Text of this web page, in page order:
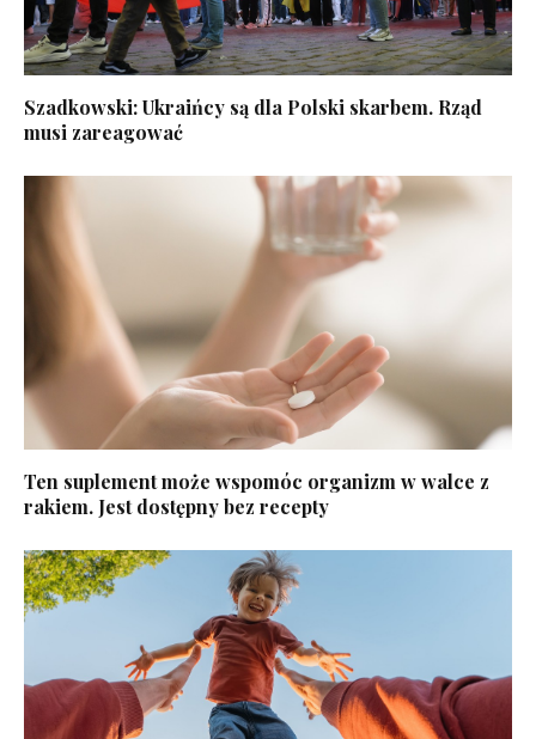
Szadkowski: Ukraińcy są dla Polski skarbem. Rząd
musi zareagować
Ten suplement może wspomóc organizm w walce z
rakiem. Jest dostępny bez recepty